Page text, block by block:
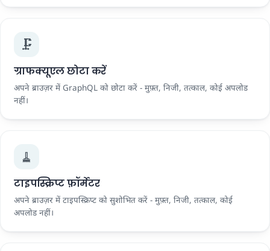
🗜️
ग्राफक्यूएल छोटा करें
अपने ब्राउज़र में GraphQL को छोटा करें - मुफ़्त, निजी, तत्काल, कोई अपलोड
नहीं।
🧹
टाइपस्क्रिप्ट फ़ॉर्मेटर
अपने ब्राउज़र में टाइपस्क्रिप्ट को सुशोभित करें - मुफ़्त, निजी, तत्काल, कोई
अपलोड नहीं।